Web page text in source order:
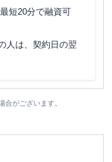
短20分で融資可
人は、契約日の翌
合がございます。